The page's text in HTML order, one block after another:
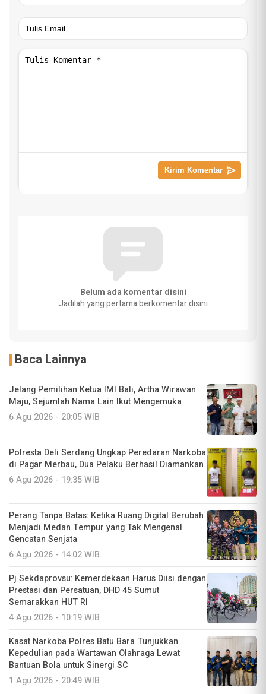
Belum ada komentar disini
Jadilah yang pertama berkomentar disini
Baca Lainnya
Jelang Pemilihan Ketua IMI Bali, Artha Wirawan
Maju, Sejumlah Nama Lain Ikut Mengemuka
6 Agu 2026 - 20:05 WIB
Polresta Deli Serdang Ungkap Peredaran Narkoba
di Pagar Merbau, Dua Pelaku Berhasil Diamankan
6 Agu 2026 - 19:35 WIB
Perang Tanpa Batas: Ketika Ruang Digital Berubah
Menjadi Medan Tempur yang Tak Mengenal
Gencatan Senjata
6 Agu 2026 - 14:02 WIB
Pj Sekdaprovsu: Kemerdekaan Harus Diisi dengan
Prestasi dan Persatuan, DHD 45 Sumut
Semarakkan HUT RI
4 Agu 2026 - 10:19 WIB
Kasat Narkoba Polres Batu Bara Tunjukkan
Kepedulian pada Wartawan Olahraga Lewat
Bantuan Bola untuk Sinergi SC
1 Agu 2026 - 20:49 WIB